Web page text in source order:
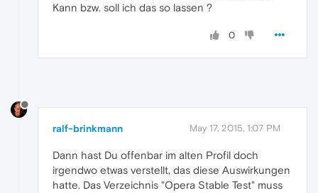
Kann bzw. soll ich das so lassen ?
0
ralf-brinkmann May 17, 2015, 1:07 PM
Dann hast Du offenbar im alten Profil doch
irgendwo etwas verstellt, das diese Auswirkungen
hatte. Das Verzeichnis "Opera Stable Test" muss